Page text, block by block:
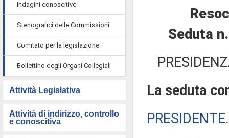
Indagini conoscitive
Stenografici delle Commissioni
Comitato per la legislazione
Bollettino degli Organi Collegiali
Attività Legislativa
Attività di indirizzo, controllo
e conoscitiva
Seduta
La seduta
PRESIDENTE